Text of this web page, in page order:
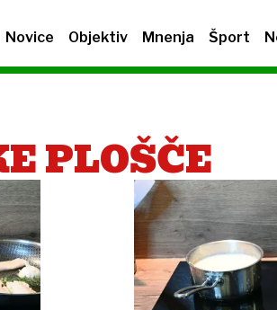
Novice Objektiv Mnenja Šport
PLOŠČE